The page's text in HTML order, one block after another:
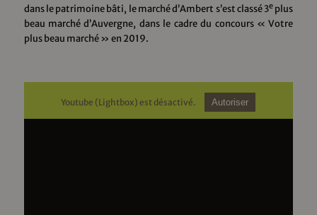
dans le patrimoine bâti, le marché d’Ambert s’est classé 3e plus
beau marché d’Auvergne, dans le cadre du concours « Votre
plus beau marché » en 2019.
Youtube (Lightbox) est désactivé. Autoriser